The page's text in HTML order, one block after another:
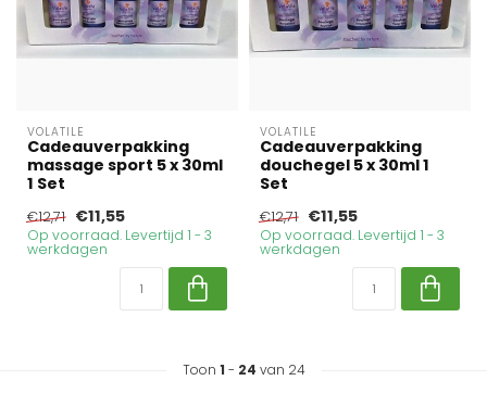
VOLATILE
Cadeauverpakking
massage sport 5 x 30ml
1 Set
€12,71 €11,55
Op voorraad. Levertijd 1 - 3
werkdagen
VOLATILE
Cadeauverpakking
douchegel 5 x 30ml 1
Set
€12,71 €11,55
Op voorraad. Levertijd 1 - 3
werkdagen
Toon 1 - 24 van 24